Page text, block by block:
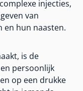
injecties,
van
en hun naasten.
is de
persoonlijk
op een drukke